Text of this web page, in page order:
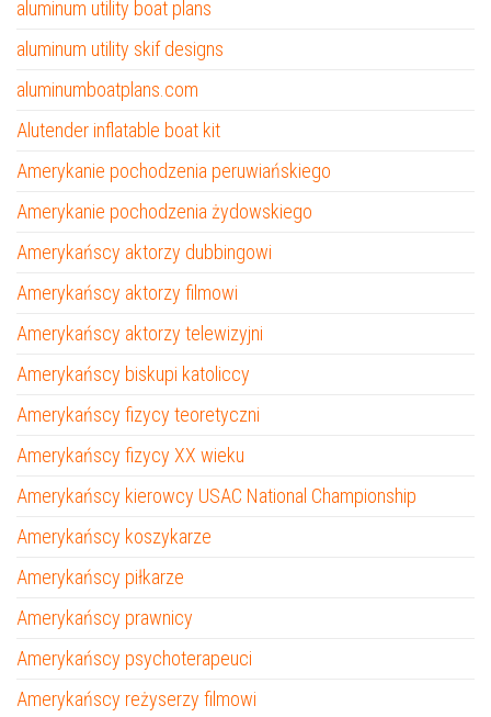
aluminum utility boat plans
aluminum utility skif designs
aluminumboatplans.com
Alutender inflatable boat kit
Amerykanie pochodzenia peruwiańskiego
Amerykanie pochodzenia żydowskiego
Amerykańscy aktorzy dubbingowi
Amerykańscy aktorzy filmowi
Amerykańscy aktorzy telewizyjni
Amerykańscy biskupi katoliccy
Amerykańscy fizycy teoretyczni
Amerykańscy fizycy XX wieku
Amerykańscy kierowcy USAC National Championship
Amerykańscy koszykarze
Amerykańscy piłkarze
Amerykańscy prawnicy
Amerykańscy psychoterapeuci
Amerykańscy reżyserzy filmowi